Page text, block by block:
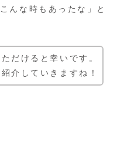
んな時もあったな」と
だけると幸いです。
介していきますね！